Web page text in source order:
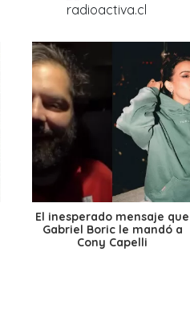
El inesperado mensaje que
Gabriel Boric le mandó a
Cony Capelli